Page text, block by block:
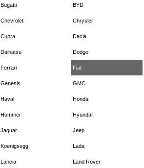
Bugatti BYD
Chevrolet Chrysler
Cupra Dacia
Daihatsu Dodge
Ferrari Fiat
Genesis GMC
Haval Honda
Hummer Hyundai
Jaguar Jeep
Koenigsegg Lada
Lancia Land Rover